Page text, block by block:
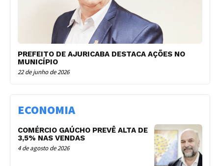
PREFEITO DE AJURICABA DESTACA AÇÕES NO
MUNICÍPIO
22 de junho de 2026
ECONOMIA
COMÉRCIO GAÚCHO PREVÊ ALTA DE
3,5% NAS VENDAS
4 de agosto de 2026